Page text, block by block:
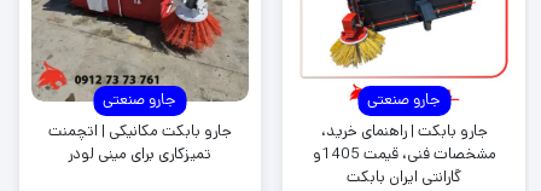
جارو صنعتی
جارو بابکت | راهنمای خرید،
مشخصات فنی، قیمت 1405و
گارانتی ایران بابکت
جارو صنعتی
جارو بابکت مکانیکی | اتچمنت
تمیزکاری برای مینی لودر